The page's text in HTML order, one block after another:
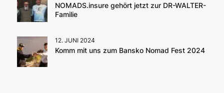
NOMADS.insure gehört jetzt zur DR-WALTER-
Familie
12. JUNI 2024
Komm mit uns zum Bansko Nomad Fest 2024